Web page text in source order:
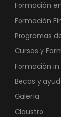
Formación
Formación
Programas
Cursos y
Formación
Becas y
Galería
Claustro